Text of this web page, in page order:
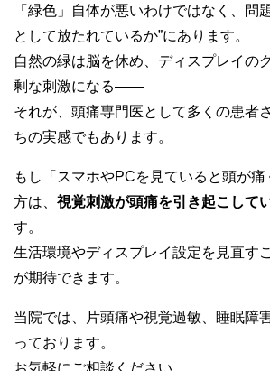
「緑色」自体が悪いわけではなく、問
として放たれているか”にあります。
自然の緑は脳を休め、ディスプレイの
剰な刺激になる――
それが、頭痛専門医として多くの患者
ちの実感でもあります。
もし「スマホやPCを見ていると頭が痛
方は、 視覚刺激が頭痛を引き起こして
す。
生活環境やディスプレイ設定を見直す
が期待できます。
当院では、片頭痛や視覚過敏、睡眠障
っております。
お気軽にご相談ください。